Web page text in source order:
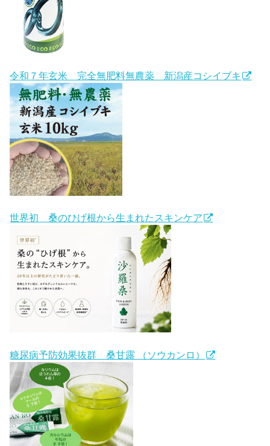
令和７年玄米 完全無肥料無農薬 新潟産コシイブキ
世界初 桑のひげ根から生まれたスキンケア
糖尿病予防効果抜群 桑甘露 （ソウカンロ）